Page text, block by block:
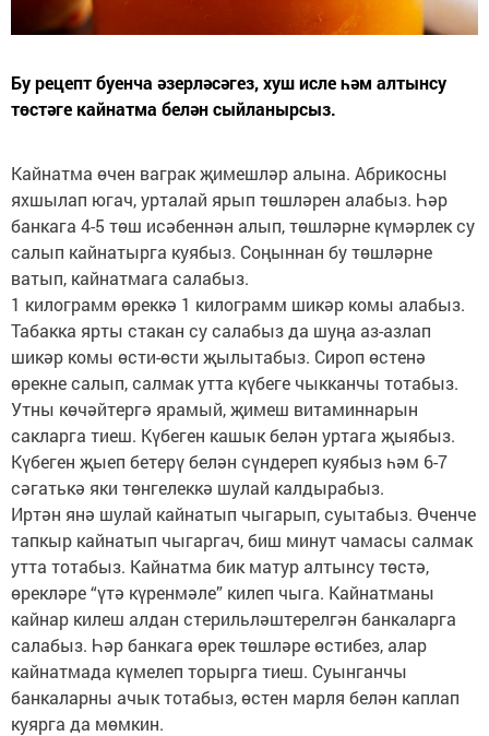
Бу рецепт буенча әзерләсәгез, хуш исле һәм алтынсу
төстәге кайнатма белән сыйланырсыз.
Кайнатма өчен ваграк җимешләр алына. Абрикосны
яхшылап югач, урталай ярып төшләрен алабыз. Һәр
банкага 4-5 төш исәбеннән алып, төшләрне күмәрлек су
салып кайнатырга куябыз. Соңыннан бу төшләрне
ватып, кайнатмага салабыз.
1 килограмм өреккә 1 килограмм шикәр комы алабыз.
Табакка ярты стакан су салабыз да шуңа аз-азлап
шикәр комы өсти-өсти җылытабыз. Сироп өстенә
өрекне салып, салмак утта күбеге чыкканчы тотабыз.
Утны көчәйтергә ярамый, җимеш витаминнарын
сакларга тиеш. Күбеген кашык белән уртага җыябыз.
Күбеген җыеп бетерү белән сүндереп куябыз һәм 6-7
сәгатькә яки төнгелеккә шулай калдырабыз.
Иртән янә шулай кайнатып чыгарып, суытабыз. Өченче
тапкыр кайнатып чыгаргач, биш минут чамасы салмак
утта тотабыз. Кайнатма бик матур алтынсу төстә,
өрекләре “үтә күренмәле” килеп чыга. Кайнатманы
кайнар килеш алдан стерильләштерелгән банкаларга
салабыз. Һәр банкага өрек төшләре өстибез, алар
кайнатмада күмелеп торырга тиеш. Суынганчы
банкаларны ачык тотабыз, өстен марля белән каплап
куярга да мөмкин.